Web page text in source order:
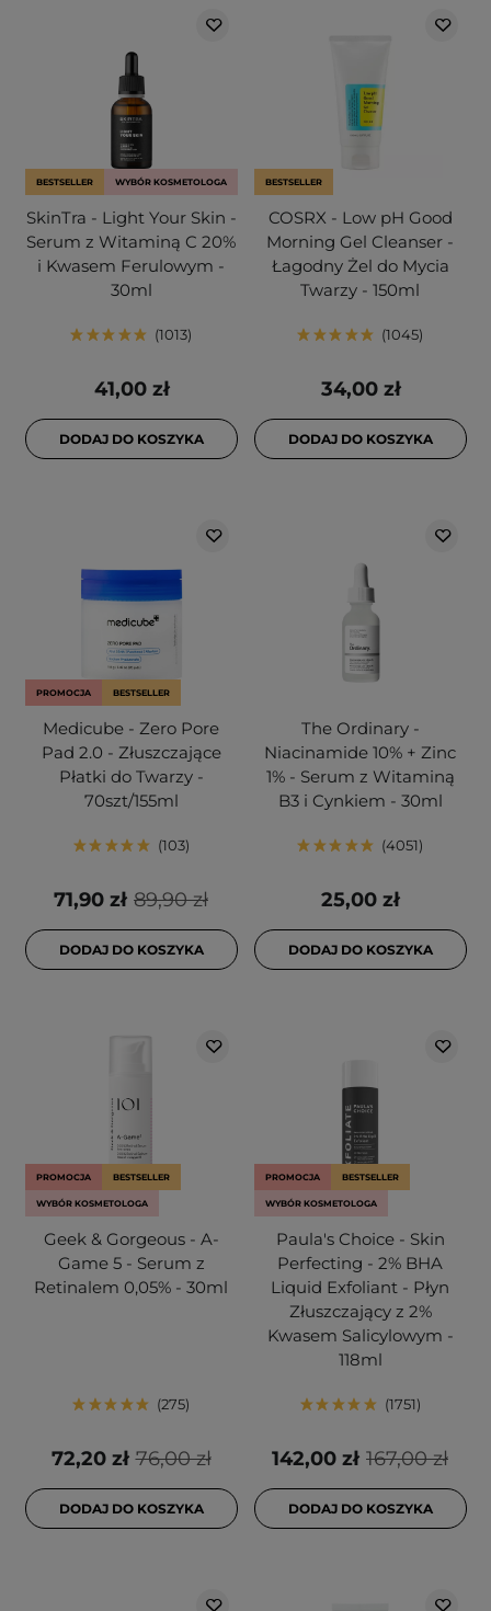
BESTSELLER WYBÓR KOSMETOLOGA
SkinTra - Light Your Skin -
Serum z Witaminą C 20%
i Kwasem Ferulowym -
30ml
1013
41,00 zł
DODAJ DO KOSZYKA
BESTSELLER
COSRX - Low pH Good
Morning Gel Cleanser -
Łagodny Żel do Mycia
Twarzy - 150ml
1045
34,00 zł
DODAJ DO KOSZYKA
PROMOCJA BESTSELLER
Medicube - Zero Pore
Pad 2.0 - Złuszczające
Płatki do Twarzy -
70szt/155ml
103
89,90 zł
71,90 zł
DODAJ DO KOSZYKA
The Ordinary -
Niacinamide 10% + Zinc
1% - Serum z Witaminą
B3 i Cynkiem - 30ml
4051
25,00 zł
DODAJ DO KOSZYKA
PROMOCJA BESTSELLER
WYBÓR KOSMETOLOGA
Geek & Gorgeous - A-
Game 5 - Serum z
Retinalem 0,05% - 30ml
275
76,00 zł
72,20 zł
DODAJ DO KOSZYKA
PROMOCJA BESTSELLER
WYBÓR KOSMETOLOGA
Paula's Choice - Skin
Perfecting - 2% BHA
Liquid Exfoliant - Płyn
Złuszczający z 2%
Kwasem Salicylowym -
118ml
1751
167,00 zł
142,00 zł
DODAJ DO KOSZYKA